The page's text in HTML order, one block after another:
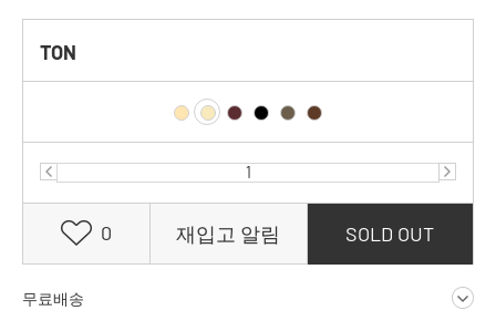
TON
0 재입고 알림 SOLD OUT
무료배송